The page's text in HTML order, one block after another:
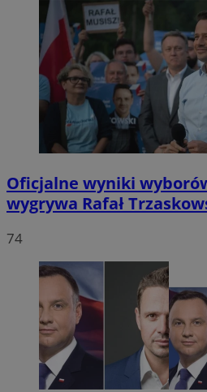
Oficjalne wyniki
wygrywa Rafał
74